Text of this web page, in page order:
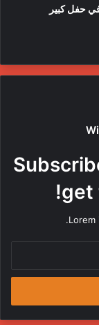
حفل كبير
get
Lorem